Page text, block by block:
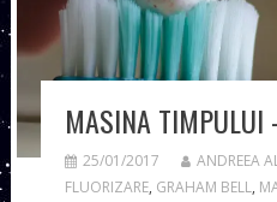
MASINA
25/01/2017 ANDREEA
FLUORIZARE, GRAHAM BELL,